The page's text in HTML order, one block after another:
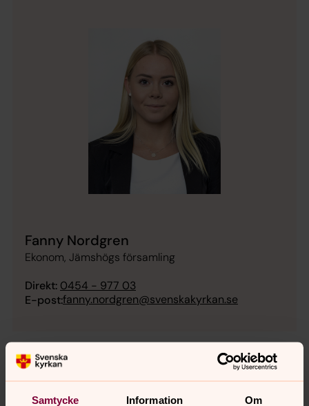
Samtycke Information Om
Fanny Nordgren
Ekonom, Jämshögs församling
Direkt: 0454 - 977 03
E-post:fanny.nordgren@svenskakyrkan.se